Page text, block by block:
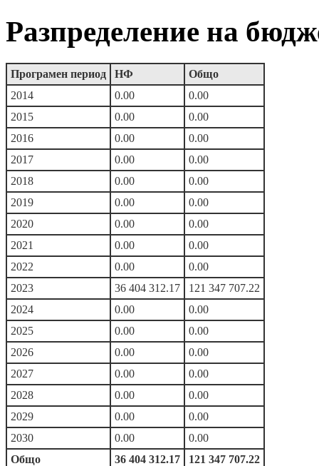
Разпределение на
Програмен период НФ
Общо
2014
0.00
0.00
2015
0.00
0.00
2016
0.00
0.00
2017
0.00
0.00
2018
0.00
0.00
2019
0.00
0.00
2020
0.00
0.00
2021
0.00
0.00
2022
0.00
0.00
2023
36 404 312.17
121 347 707.22
2024
0.00
0.00
2025
0.00
0.00
2026
0.00
0.00
2027
0.00
0.00
2028
0.00
0.00
2029
0.00
0.00
2030
0.00
0.00
Общо
36 404 312.17 121 347 707.22